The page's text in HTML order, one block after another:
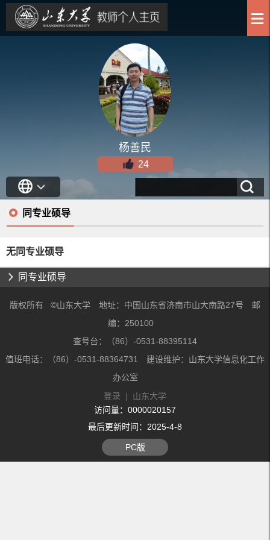
杨善民
24
同专业硕导
无同专业硕导
同专业硕导
版权所有 ©山东大学 地址：中国山东省济南市山大南路27号 邮
编：250100
查号台：（86）-0531-88395114
值班电话：（86）-0531-88364731 建设维护：山东大学信息化工作
办公室
登录 | 山东大学
访问量： 0000020157
最后更新时间： 2025-4-8
PC版